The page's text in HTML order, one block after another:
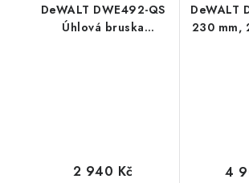
DeWALT DWE492-QS
Úhlová bruska
2 940 Kč
DeWALT
230 mm,
4